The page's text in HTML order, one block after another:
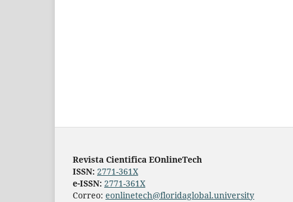
Revista Cientifica EOnlineTech
ISSN: 2771-361X
e-ISSN: 2771-361X
Correo: eonlinetech@floridaglobal.university